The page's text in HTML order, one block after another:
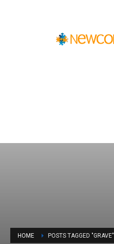
HOME POSTS TAGGED "GRAVE"